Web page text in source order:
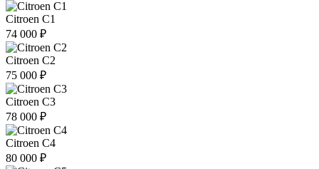
Citroen C1
74 000 ₽
Citroen C2
75 000 ₽
Citroen C3
78 000 ₽
Citroen C4
80 000 ₽